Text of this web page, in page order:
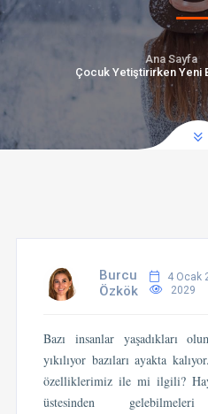
Ana Sayfa
Çocuk Yetiştirirken Yeni
Burcu
Özkök
4 Ocak
2029
Bazı insanlar yaşadıkları
yıkılıyor bazıları ayakta
özelliklerimiz ile mi ilgili?
üstesinden